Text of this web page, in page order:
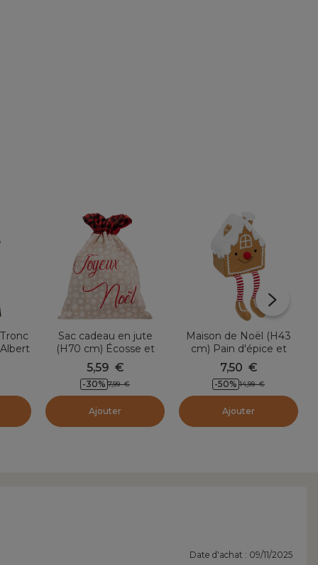
Sac cadeau en jute
(H70 cm) Écosse et
flocons
5,59 €
-30% 7,99 €
Ajouter
Maison de Noël (H43
cm) Pain d'épice et
jambes souples
7,50 €
-50% 14,99 €
Ajouter
Date d'achat : 09/11/2025